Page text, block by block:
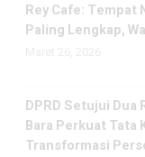
Rey Cafe: Tempat
Paling Lengkap,
DPRD Setujui Dua
Bara Perkuat Tata
Transformasi